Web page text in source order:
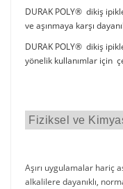
DURAK POLY® dikiş
ve aşınmaya karşı
DURAK POLY® dikiş
yönelik kullanımlar için
Fiziksel ve
Aşırı uygulamalar hariç
alkalilere dayanıklı,